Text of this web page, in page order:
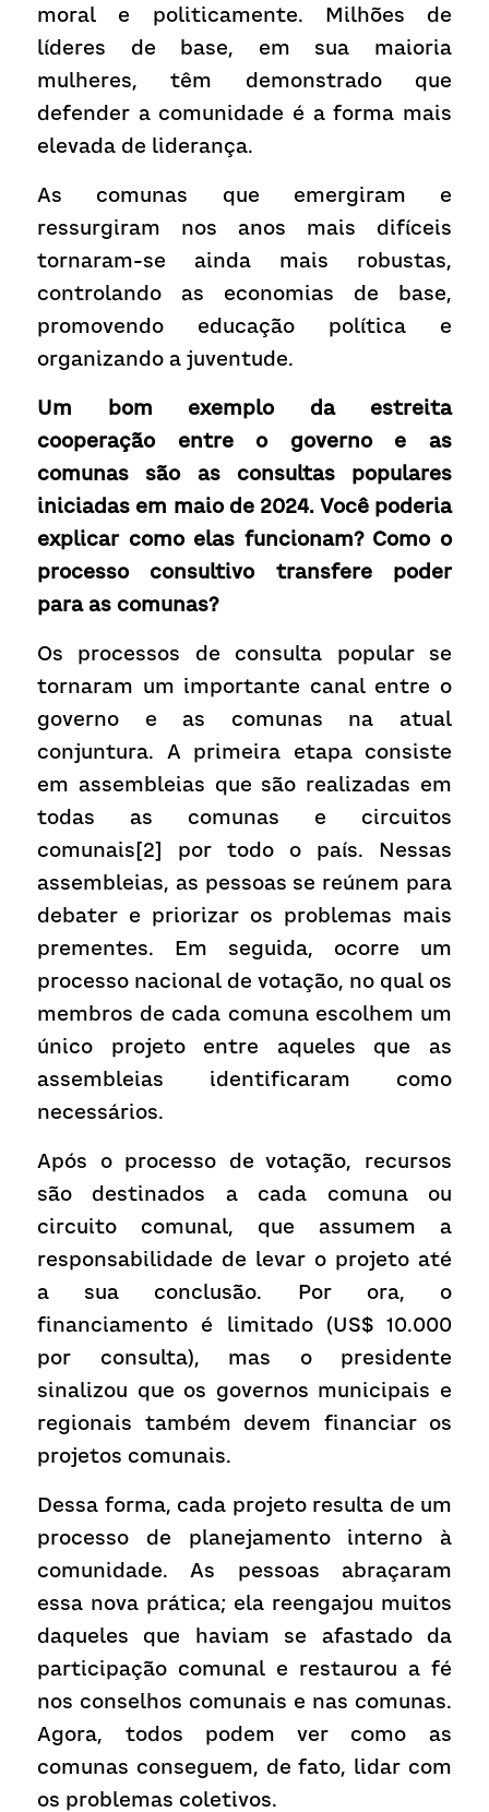
moral e politicamente. Milhões de
líderes de base, em sua maioria
mulheres, têm demonstrado que
defender a comunidade é a forma mais
elevada de liderança.
As comunas que emergiram e
ressurgiram nos anos mais difíceis
tornaram-se ainda mais robustas,
controlando as economias de base,
promovendo educação política e
organizando a juventude.
Um bom exemplo da estreita
cooperação entre o governo e as
comunas são as consultas populares
iniciadas em maio de 2024. Você poderia
explicar como elas funcionam? Como o
processo consultivo transfere poder
para as comunas?
Os processos de consulta popular se
tornaram um importante canal entre o
governo e as comunas na atual
conjuntura. A primeira etapa consiste
em assembleias que são realizadas em
todas as comunas e circuitos
comunais[2] por todo o país. Nessas
assembleias, as pessoas se reúnem para
debater e priorizar os problemas mais
prementes. Em seguida, ocorre um
processo nacional de votação, no qual os
membros de cada comuna escolhem um
único projeto entre aqueles que as
assembleias identificaram como
necessários.
Após o processo de votação, recursos
são destinados a cada comuna ou
circuito comunal, que assumem a
responsabilidade de levar o projeto até
a sua conclusão. Por ora, o
financiamento é limitado (US$ 10.000
por consulta), mas o presidente
sinalizou que os governos municipais e
regionais também devem financiar os
projetos comunais.
Dessa forma, cada projeto resulta de um
processo de planejamento interno à
comunidade. As pessoas abraçaram
essa nova prática; ela reengajou muitos
daqueles que haviam se afastado da
participação comunal e restaurou a fé
nos conselhos comunais e nas comunas.
Agora, todos podem ver como as
comunas conseguem, de fato, lidar com
os problemas coletivos.